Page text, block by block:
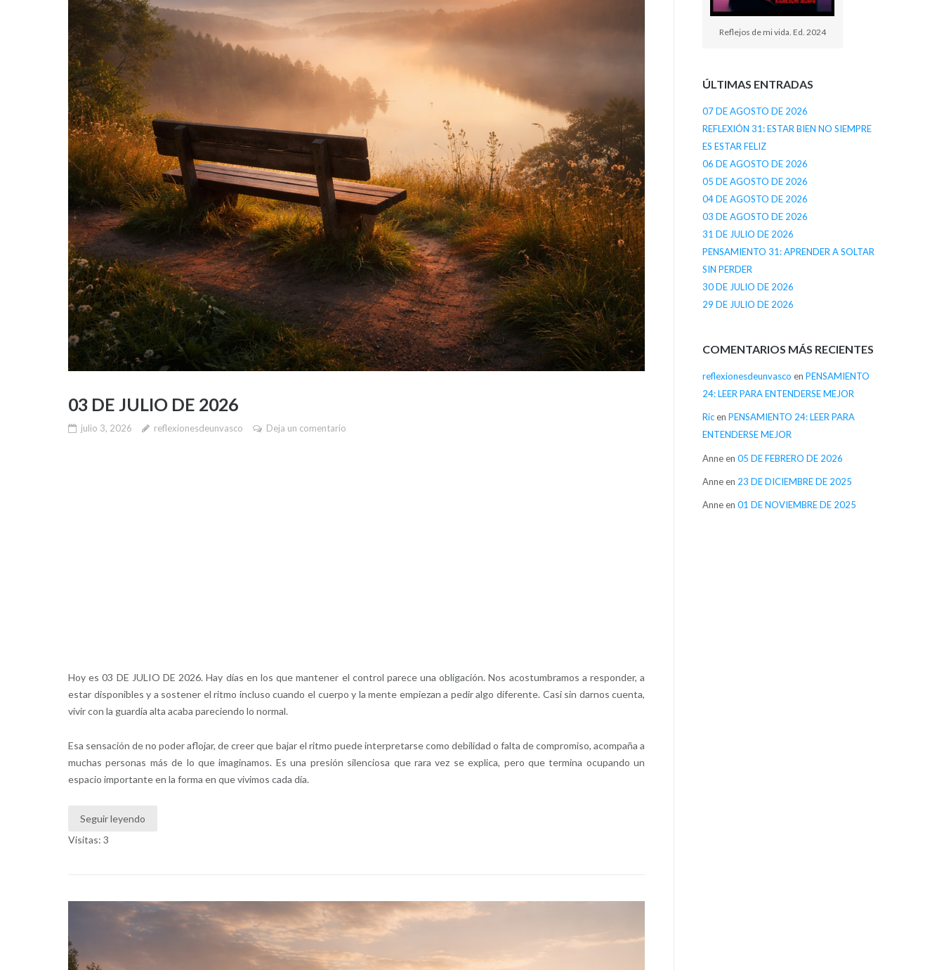
03 DE JULIO DE 2026
julio 3, 2026 reflexionesdeunvasco Deja un comentario
Hoy es 03 DE JULIO DE 2026. Hay días en los que mantener el control parece una obligación. Nos acostumbramos a responder, a
estar disponibles y a sostener el ritmo incluso cuando el cuerpo y la mente empiezan a pedir algo diferente. Casi sin darnos cuenta,
vivir con la guardia alta acaba pareciendo lo normal.
Esa sensación de no poder aflojar, de creer que bajar el ritmo puede interpretarse como debilidad o falta de compromiso, acompaña a
muchas personas más de lo que imaginamos. Es una presión silenciosa que rara vez se explica, pero que termina ocupando un
espacio importante en la forma en que vivimos cada día.
Seguir leyendo
Visitas: 3
Reflejos de mi vida. Ed. 2024
ÚLTIMAS ENTRADAS
07 DE AGOSTO DE 2026
REFLEXIÓN 31: ESTAR BIEN NO SIEMPRE
ES ESTAR FELIZ
06 DE AGOSTO DE 2026
05 DE AGOSTO DE 2026
04 DE AGOSTO DE 2026
03 DE AGOSTO DE 2026
31 DE JULIO DE 2026
PENSAMIENTO 31: APRENDER A SOLTAR
SIN PERDER
30 DE JULIO DE 2026
29 DE JULIO DE 2026
COMENTARIOS MÁS RECIENTES
reflexionesdeunvasco en PENSAMIENTO
24: LEER PARA ENTENDERSE MEJOR
Ricen PENSAMIENTO 24: LEER PARA
ENTENDERSE MEJOR
Anneen 05 DE FEBRERO DE 2026
Anneen 23 DE DICIEMBRE DE 2025
Anneen 01 DE NOVIEMBRE DE 2025